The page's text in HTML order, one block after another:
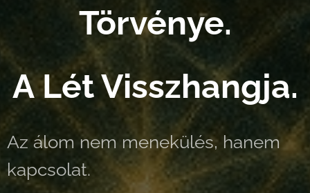
Törvénye.
A Lét Visszhangja.
Az álom nem menekülés, hanem
kapcsolat.